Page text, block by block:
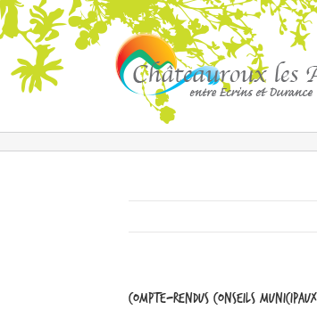
Compte-rendus conseils municipaux